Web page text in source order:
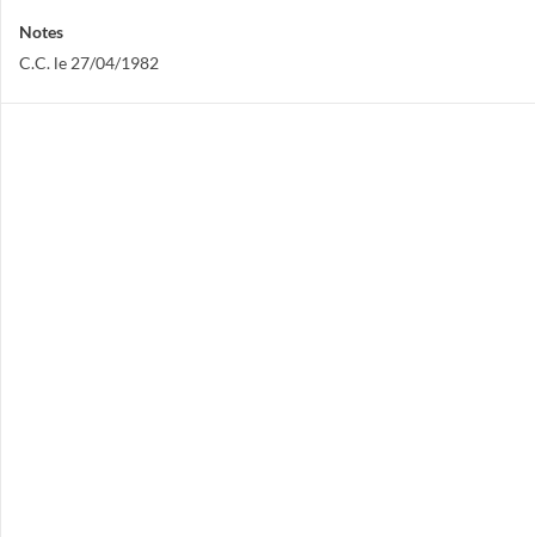
Notes
C.C. le 27/04/1982